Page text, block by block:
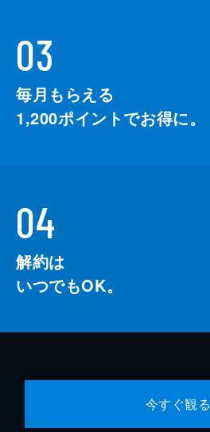
03
毎月もらえる
1,200ポイントでお得に。
04
解約は
いつでもOK。
今すぐ観る